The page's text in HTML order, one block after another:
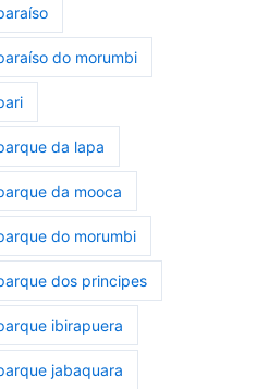
do morumbi
da lapa
da mooca
do morumbi
dos principes
ibirapuera
jabaquara